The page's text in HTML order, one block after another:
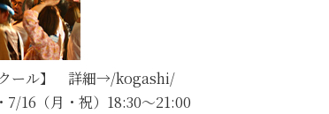
クール】 詳細→/kogashi/
7/16（月・祝）18:30～21:00